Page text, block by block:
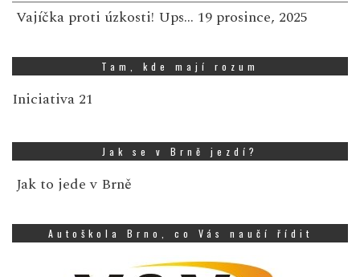
Vajíčka proti úzkosti! Ups… 19 prosince, 2025
Tam, kde mají rozum
Iniciativa 21
Jak se v Brně jezdí?
Jak to jede v Brně
Autoškola Brno, co Vás naučí řídit